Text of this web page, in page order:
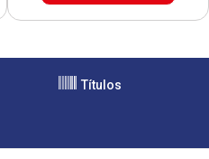
Títulos